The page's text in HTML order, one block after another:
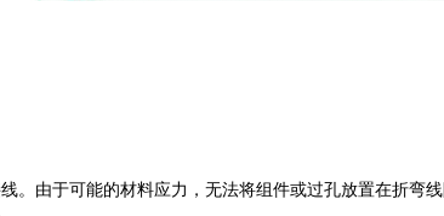
。由于可能的材料应力，无法将组件或过孔放置在折弯